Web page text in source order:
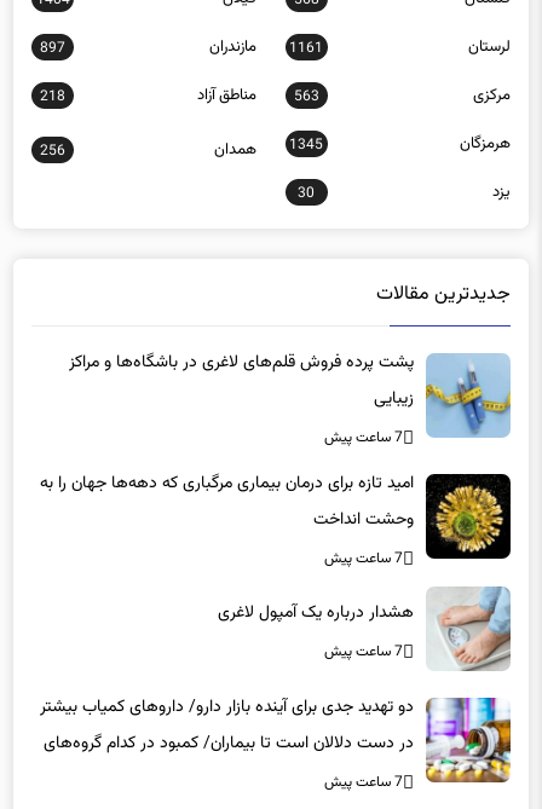
گلستان 568 گیلان 1404
لرستان 1161 مازندران 897
مرکزی 563
218
1345
جدیدترین مقالات
پشت پرده فروش قلم‌های لاغری در باشگاه‌ها و مراکز
زیبایی
امید تازه برای درمان بیماری مرگباری که دهه‌ها جهان را به
وحشت انداخت
هشدار درباره یک آمپول لاغری
دو تهدید جدی برای آینده بازار دارو/ داروهای کمیاب بیشتر
در دست دلالان است تا بیماران/ کمبود در کدام گروه‌های